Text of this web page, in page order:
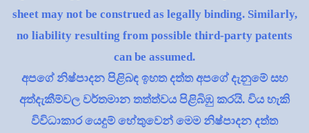
sheet may not be construed as legally binding. Similarly,
no liability resulting from possible third-party patents
can be assumed.
අපගේ නිෂ්පාදන පිළිබඳ ඉහත දත්ත අපගේ දැනුමේ සහ
අත්දැකීම්වල වර්තමාන තත්ත්වය පිළිබිඹු කරයි. විය හැකි
විවිධාකාර යෙදුම් හේතුවෙන් මෙම නිෂ්පාදන දත්ත